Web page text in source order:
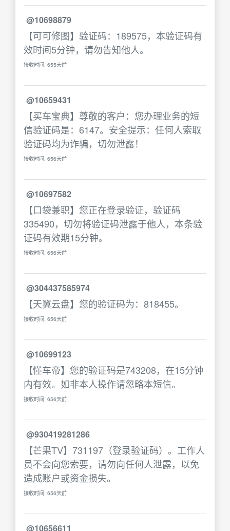
@10698879
【可可修图】验证码：189575，本验证码有
效时间5分钟，请勿告知他人。
接收时间: 655天前
@10659431
【买车宝典】尊敬的客户：您办理业务的短
信验证码是：6147。安全提示：任何人索取
验证码均为诈骗，切勿泄露！
接收时间: 656天前
@10697582
【口袋兼职】您正在登录验证，验证码
335490，切勿将验证码泄露于他人，本条验
证码有效期15分钟。
接收时间: 656天前
@304437585974
【天翼云盘】您的验证码为：818455。
接收时间: 656天前
@10699123
【懂车帝】您的验证码是743208，在15分钟
内有效。如非本人操作请忽略本短信。
接收时间: 656天前
@930419281286
【芒果TV】731197（登录验证码）。工作人
员不会向您索要，请勿向任何人泄露，以免
造成账户或资金损失。
接收时间: 656天前
@10656611